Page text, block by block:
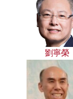
劉寧榮